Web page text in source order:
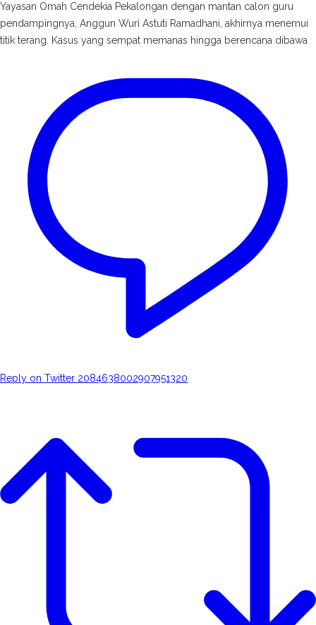
Yayasan Omah Cendekia Pekalongan dengan mantan calon guru
pendampingnya, Anggun Wuri Astuti Ramadhani, akhirnya menemui
titik terang. Kasus yang sempat memanas hingga berencana dibawa
Reply on Twitter 2084638002907951320